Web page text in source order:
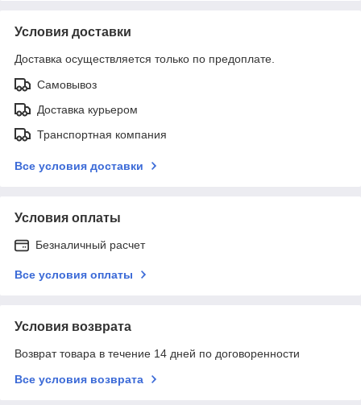
Условия доставки
Доставка осуществляется только по предоплате.
Самовывоз
Доставка курьером
Транспортная компания
Все условия доставки
Условия оплаты
Безналичный расчет
Все условия оплаты
Условия возврата
Возврат товара в течение 14 дней по договоренности
Все условия возврата